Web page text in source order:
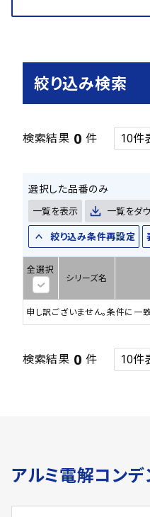
絞り込み検索
検索結果 0 件
選択した品番のみ
一覧を表示 一覧をダ
絞り込み条件再設定
全選択
シリーズ名
申し訳ございません。条件に一
検索結果 0 件
アルミ電解コン